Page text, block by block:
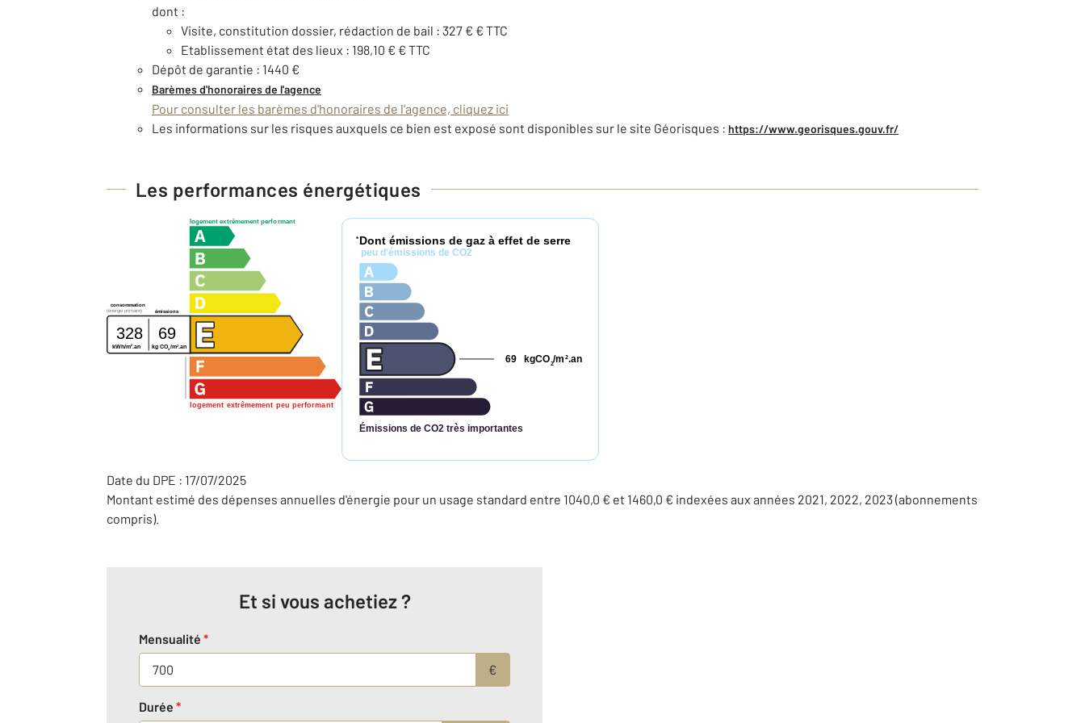
dont :
Visite, constitution dossier, rédaction de bail : 327 € € TTC
Etablissement état des lieux : 198,10 € € TTC
Dépôt de garantie : 1440 €
Barèmes d'honoraires de l'agence
Pour consulter les barèmes d'honoraires de l'agence, cliquez ici
Les informations sur les risques auxquels ce bien est exposé sont disponibles sur le site Géorisques : https://www.georisques.gouv.fr/
Les performances énergétiques
logement extrêmement performant
logement extrêmement peu performant
consommation
émissions
(énergie primaire)
328 69
kWh/m2 .an kg CO2/m2 .an
* Dont émissions de gaz à effet de serre
peu d'émissions de CO2
Émissions de CO2 très importantes
kgCO2/m 2.an
69
Date du DPE : 17/07/2025
Montant estimé des dépenses annuelles d'énergie pour un usage standard entre 1040,0 € et 1460,0 € indexées aux années 2021, 2022, 2023 (abonnements
compris).
Et si vous achetiez ?
Mensualité *
€
Durée *